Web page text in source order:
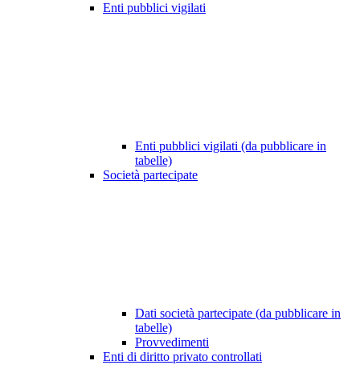
Enti pubblici vigilati
Enti pubblici vigilati (da pubblicare in
tabelle)
Società partecipate
Dati società partecipate (da pubblicare in
tabelle)
Provvedimenti
Enti di diritto privato controllati